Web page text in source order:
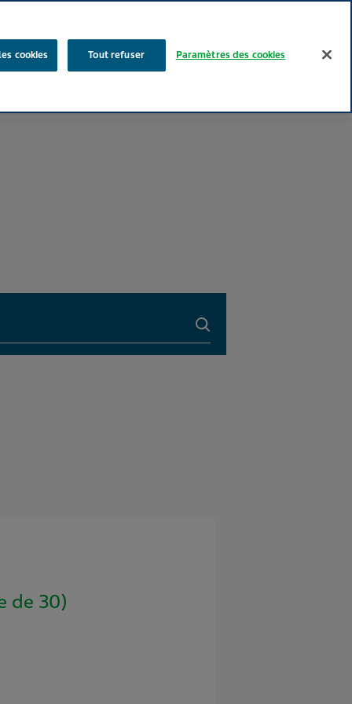
de 30)
cookies Tout refuser Paramètres des cookies